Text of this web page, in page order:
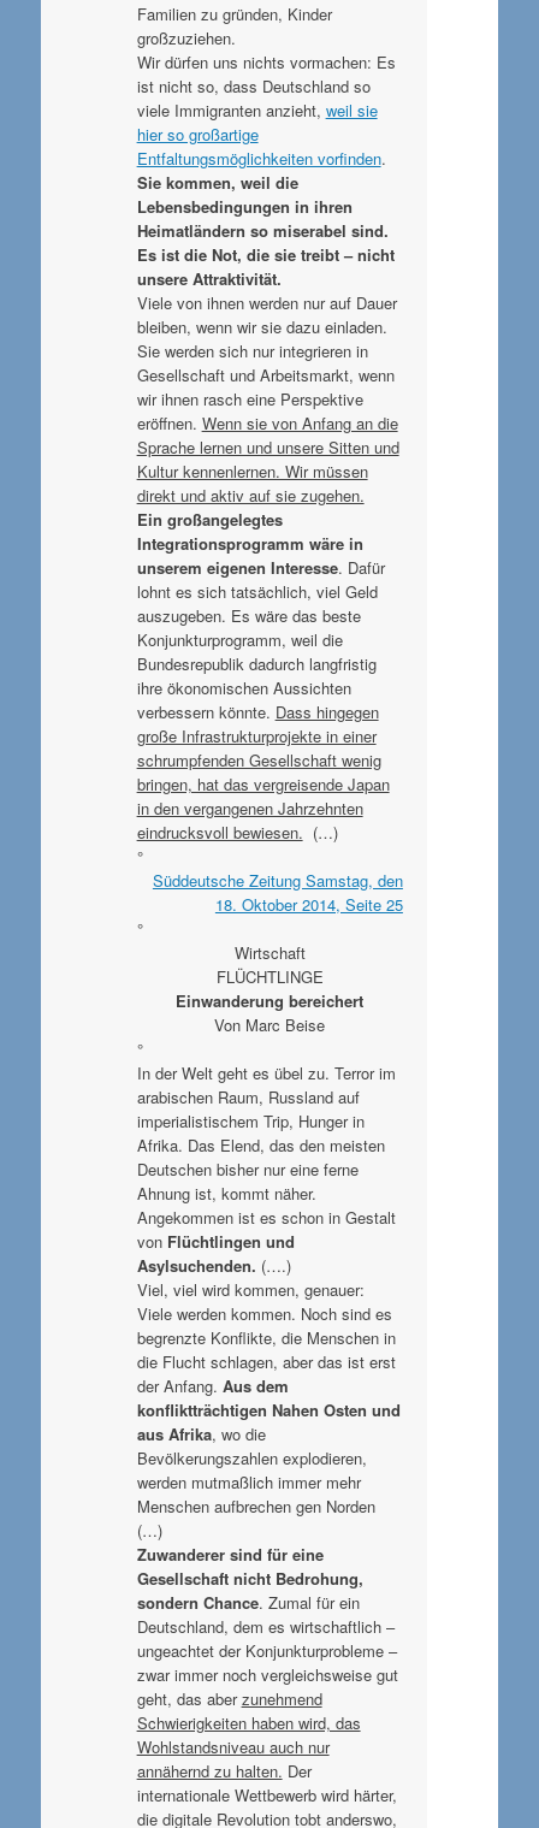
Familien zu gründen, Kinder
großzuziehen.
Wir dürfen uns nichts vormachen: Es
ist nicht so, dass Deutschland so
viele Immigranten anzieht, weil sie
hier so großartige
Entfaltungsmöglichkeiten vorfinden.
Sie kommen, weil die
Lebensbedingungen in ihren
Heimatländern so miserabel sind.
Es ist die Not, die sie treibt – nicht
unsere Attraktivität.
Viele von ihnen werden nur auf Dauer
bleiben, wenn wir sie dazu einladen.
Sie werden sich nur integrieren in
Gesellschaft und Arbeitsmarkt, wenn
wir ihnen rasch eine Perspektive
eröffnen. Wenn sie von Anfang an die
Sprache lernen und unsere Sitten und
Kultur kennenlernen. Wir müssen
direkt und aktiv auf sie zugehen.
Ein großangelegtes
Integrationsprogramm wäre in
unserem eigenen Interesse. Dafür
lohnt es sich tatsächlich, viel Geld
auszugeben. Es wäre das beste
Konjunkturprogramm, weil die
Bundesrepublik dadurch langfristig
ihre ökonomischen Aussichten
verbessern könnte. Dass hingegen
große Infrastrukturprojekte in einer
schrumpfenden Gesellschaft wenig
bringen, hat das vergreisende Japan
in den vergangenen Jahrzehnten
eindrucksvoll bewiesen. (…)
°
Süddeutsche Zeitung Samstag, den
18. Oktober 2014, Seite 25
°
Wirtschaft
FLÜCHTLINGE
Einwanderung bereichert
Von Marc Beise
°
In der Welt geht es übel zu. Terror im
arabischen Raum, Russland auf
imperialistischem Trip, Hunger in
Afrika. Das Elend, das den meisten
Deutschen bisher nur eine ferne
Ahnung ist, kommt näher.
Angekommen ist es schon in Gestalt
von Flüchtlingen und
Asylsuchenden. (….)
Viel, viel wird kommen, genauer:
Viele werden kommen. Noch sind es
begrenzte Konflikte, die Menschen in
die Flucht schlagen, aber das ist erst
der Anfang. Aus dem
konfliktträchtigen Nahen Osten und
aus Afrika, wo die
Bevölkerungszahlen explodieren,
werden mutmaßlich immer mehr
Menschen aufbrechen gen Norden
(…)
Zuwanderer sind für eine
Gesellschaft nicht Bedrohung,
sondern Chance. Zumal für ein
Deutschland, dem es wirtschaftlich –
ungeachtet der Konjunkturprobleme –
zwar immer noch vergleichsweise gut
geht, das aberzunehmend
Schwierigkeiten haben wird, das
Wohlstandsniveau auch nur
annähernd zu halten. Der
internationale Wettbewerb wird härter,
die digitale Revolution tobt anderswo,